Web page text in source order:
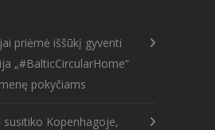
priėmė iššūkį gyventi
„#BalticCircularHome“
pokyčiams
susitiko Kopenhagoje,